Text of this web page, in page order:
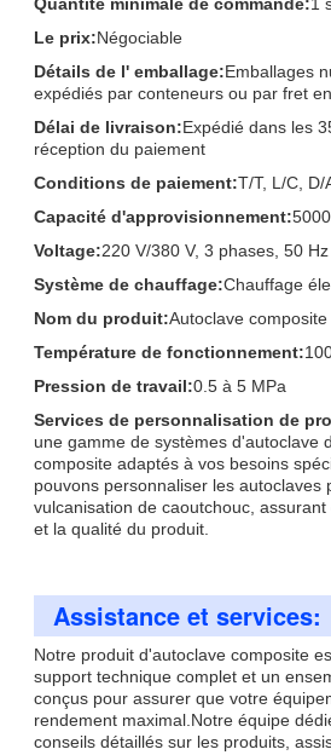
Le prix:Négociable
Détails de l' emballage:Emballages
expédiés par conteneurs ou par fret
Délai de livraison:Expédié dans les
réception du paiement
Conditions de paiement:T/T, L/C, D/
Capacité d'approvisionnement:
Voltage:220 V/380 V, 3 phases, 50 Hz
Système de chauffage:Chauffage
Nom du produit:Autoclave composite
Température de fonctionnement:
Pression de travail:0.5 à 5 MPa
Services de personnalisation de
une gamme de systèmes d'autoclave
composite adaptés à vos besoins
pouvons personnaliser les autoclaves
vulcanisation de caoutchouc,
et la qualité du produit.
Assistance et services:
Notre produit d'autoclave composite
support technique complet et un
conçus pour assurer que votre
rendement maximal.Notre équipe
conseils détaillés sur les produits,